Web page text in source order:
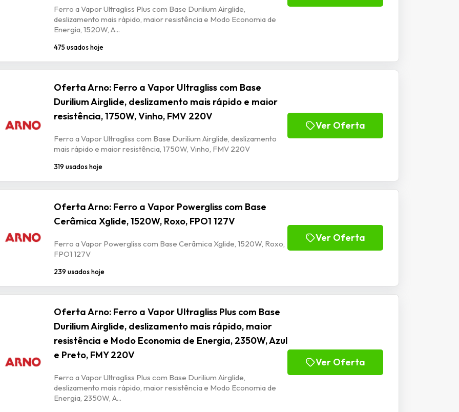
Ferro a Vapor Ultragliss Plus com Base Durilium Airglide,
deslizamento mais rápido, maior resistência e Modo Economia de
Energia, 1520W, A...
475 usados hoje
Oferta Arno: Ferro a Vapor Ultragliss com Base
Durilium Airglide, deslizamento mais rápido e maior
resistência, 1750W, Vinho, FMV 220V
Ferro a Vapor Ultragliss com Base Durilium Airglide, deslizamento
mais rápido e maior resistência, 1750W, Vinho, FMV 220V
319 usados hoje
Ver Oferta
Oferta Arno: Ferro a Vapor Powergliss com Base
Cerâmica Xglide, 1520W, Roxo, FPO1 127V
Ferro a Vapor Powergliss com Base Cerâmica Xglide, 1520W, Roxo,
FPO1 127V
239 usados hoje
Ver Oferta
Oferta Arno: Ferro a Vapor Ultragliss Plus com Base
Durilium Airglide, deslizamento mais rápido, maior
resistência e Modo Economia de Energia, 2350W, Azul
e Preto, FMY 220V
Ferro a Vapor Ultragliss Plus com Base Durilium Airglide,
deslizamento mais rápido, maior resistência e Modo Economia de
Energia, 2350W, A...
Ver Oferta